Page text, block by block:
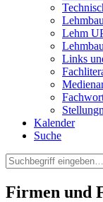
Lehm
Links
Kalender
Suche
Firmen und